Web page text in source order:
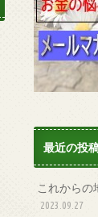
最近の投
これからの
2023.09.27